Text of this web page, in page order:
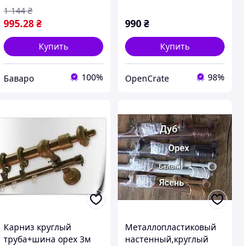
995.28 ₴
1 144 ₴
Купить
Баваро 100%
990₴
Купить
OpenCrate 98%
Карниз круглый
труба+шина орех 3м
Металлопластиковый
настенный,круглый